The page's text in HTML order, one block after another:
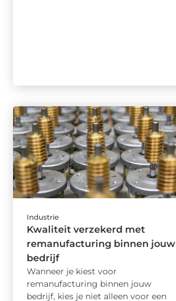
Industrie
Kwaliteit verzekerd met
remanufacturing binnen jouw
bedrijf
Wanneer je kiest voor
remanufacturing binnen jouw
bedrijf, kies je niet alleen voor een